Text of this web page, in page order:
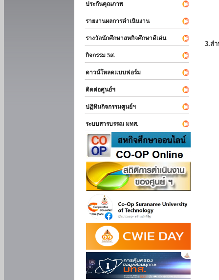
ประกันคุณภาพ
รายงานผลการดำเนินงาน
รางวัลนักศึกษาสหกิจศึกษาดีเด่น
กิจกรรม 5ส.
ดาวน์โหลดแบบฟอร์ม
ติดต่อศูนย์ฯ
ปฏิทินกิจกรรมศูนย์ฯ
ระบบสารบรรณ มทส.
3.ส